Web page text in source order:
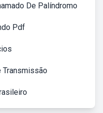
De Palíndromo
Pdf
Transmissão